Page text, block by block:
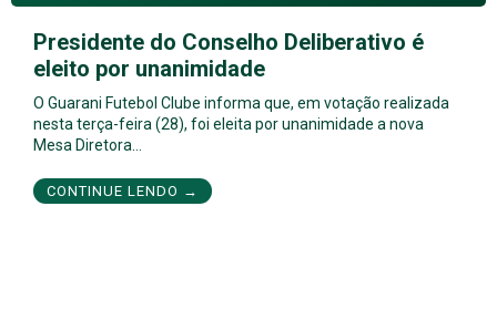
Presidente do Conselho Deliberativo é
eleito por unanimidade
O Guarani Futebol Clube informa que, em votação realizada
nesta terça-feira (28), foi eleita por unanimidade a nova
Mesa Diretora…
CONTINUE LENDO →